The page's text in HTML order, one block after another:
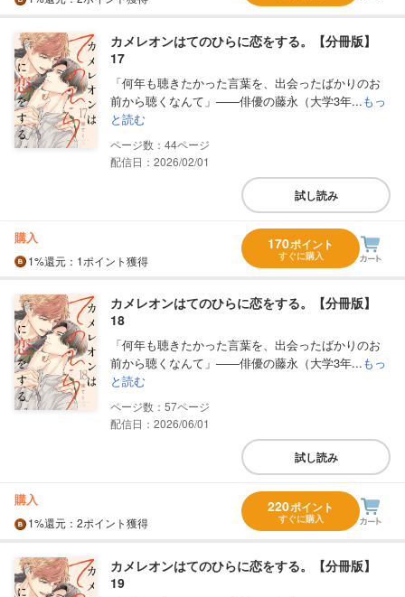
カメレオンはてのひらに恋をする。【分冊版】
17
「何年も聴きたかった言葉を、出会ったばかりのお
前から聴くなんて」――俳優の藤永（大学3年...もっ
と読む
44
配信日：2026/02/01
試し読み
購入
1%還元 ：1ポイント獲得
170ポイント
すぐに購入
カメレオンはてのひらに恋をする。【分冊版】
18
「何年も聴きたかった言葉を、出会ったばかりのお
前から聴くなんて」――俳優の藤永（大学3年...もっ
と読む
57
配信日：2026/06/01
試し読み
購入
1%還元 ：2ポイント獲得
220ポイント
すぐに購入
カメレオンはてのひらに恋をする。【分冊版】
19